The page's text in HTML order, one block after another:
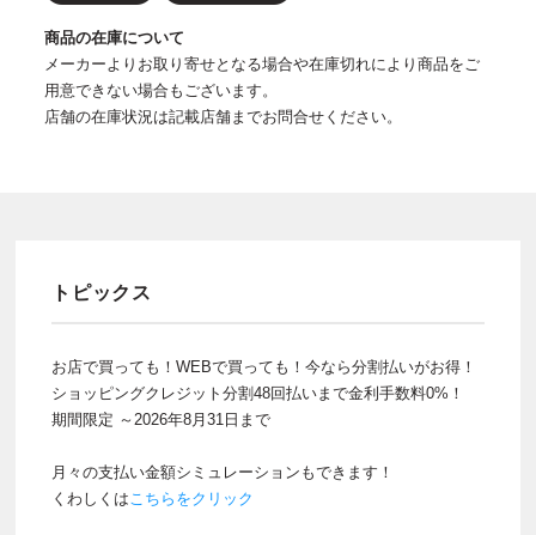
商品の在庫について
メーカーよりお取り寄せとなる場合や在庫切れにより商品をご
用意できない場合もございます。
店舗の在庫状況は記載店舗までお問合せください。
トピックス
お店で買っても！WEBで買っても！今なら分割払いがお得！
ショッピングクレジット分割48回払いまで金利手数料0%！
期間限定 ～2026年8月31日まで
月々の支払い金額シミュレーションもできます！
くわしくはこちらをクリック